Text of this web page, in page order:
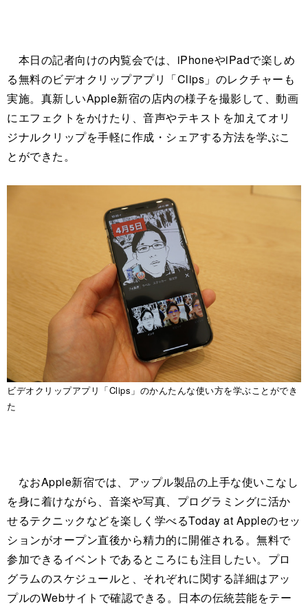
本日の記者向けの内覧会では、iPhoneやiPadで楽しめ
る無料のビデオクリップアプリ「Clips」のレクチャーも
実施。真新しいApple新宿の店内の様子を撮影して、動画
にエフェクトをかけたり、音声やテキストを加えてオリ
ジナルクリップを手軽に作成・シェアする方法を学ぶこ
とができた。
ビデオクリップアプリ「Clips」のかんたんな使い方を学ぶことができ
た
なおApple新宿では、アップル製品の上手な使いこなし
を身に着けながら、音楽や写真、プログラミングに活か
せるテクニックなどを楽しく学べるToday at Appleのセッ
ションがオープン直後から精力的に開催される。無料で
参加できるイベントであるところにも注目したい。プロ
グラムのスケジュールと、それぞれに関する詳細はアッ
プルのWebサイトで確認できる。日本の伝統芸能をテー